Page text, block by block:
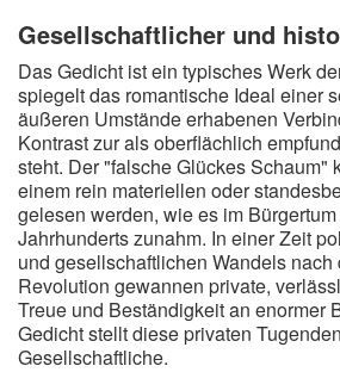
Gesellschaftlicher und
Das Gedicht ist ein typisches Werk
spiegelt das romantische Ideal einer
äußeren Umstände erhabenen
Kontrast zur als oberflächlich
steht. Der "falsche Glückes Schaum"
einem rein materiellen oder
gelesen werden, wie es im
Jahrhunderts zunahm. In einer Zeit
und gesellschaftlichen Wandels nach
Revolution gewannen private,
Treue und Beständigkeit an enormer
Gedicht stellt diese privaten
Gesellschaftliche.